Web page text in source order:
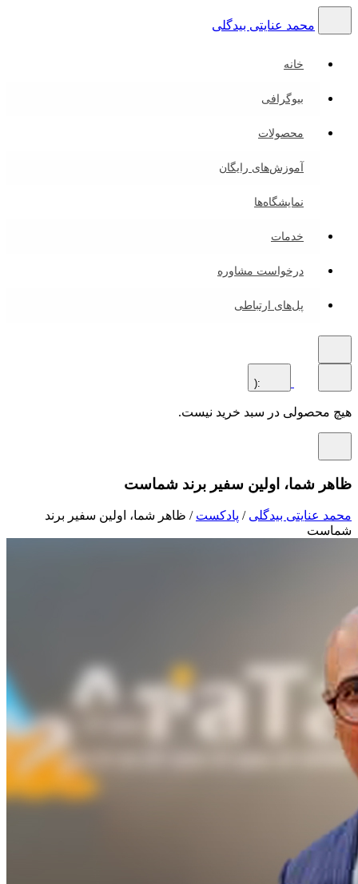
محمد عنایتی بیدگلی
خانه
بیوگرافی
محصولات
آموزش‌های رایگان
نمایشگاه‌ها
خدمات
درخواست مشاوره
پل‌های ارتباطی
محصولی در سبد خرید نیست.
شما، اولین سفیر برند شماست
عنایتی بیدگلی/پادکست/ ظاهر شما، اولین سفیر برند